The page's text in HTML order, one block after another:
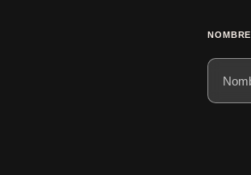
NOMBRE